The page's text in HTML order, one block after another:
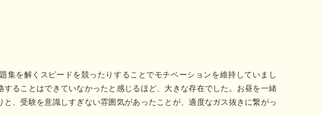
集を解くスピードを競ったりすることでモチベーションを維持していまし
ることはできていなかったと感じるほど、大きな存在でした。お昼を一緒
、受験を意識しすぎない雰囲気があったことが、適度なガス抜きに繋がっ